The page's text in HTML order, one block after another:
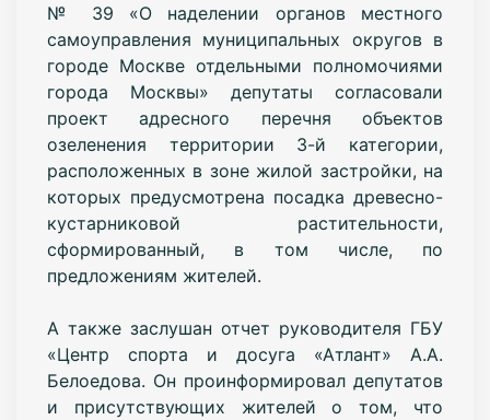
№ 39 «О наделении органов местного
самоуправления муниципальных округов в
городе Москве отдельными полномочиями
города Москвы» депутаты согласовали
проект адресного перечня объектов
озеленения территории 3-й категории,
расположенных в зоне жилой застройки, на
которых предусмотрена посадка древесно-
кустарниковой растительности,
сформированный, в том числе, по
предложениям жителей.
А также заслушан отчет руководителя ГБУ
«Центр спорта и досуга «Атлант» А.А.
Белоедова. Он проинформировал депутатов
и присутствующих жителей о том, что